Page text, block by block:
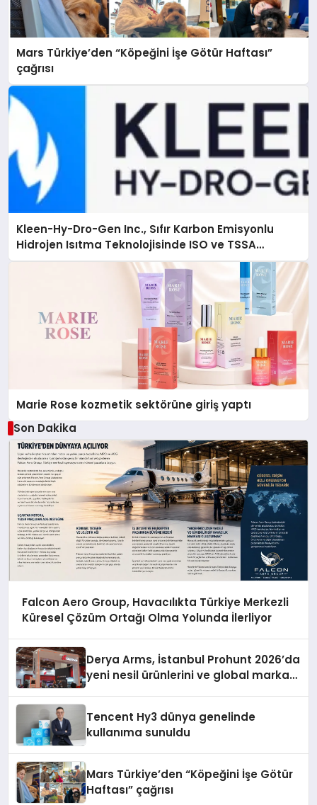
Mars Türkiye’den “Köpeğini İşe Götür Haftası”
çağrısı
Kleen-Hy-Dro-Gen Inc., Sıfır Karbon Emisyonlu
Hidrojen Isıtma Teknolojisinde ISO ve TSSA
Düzenleyici Onaylarını Aldı
Marie Rose kozmetik sektörüne giriş yaptı
Son Dakika
Falcon Aero Group, Havacılıkta Türkiye Merkezli
Küresel Çözüm Ortağı Olma Yolunda İlerliyor
Derya Arms, İstanbul Prohunt 2026’da
yeni nesil ürünlerini ve global marka
Tencent Hy3 dünya genelinde
kullanıma sunuldu
Mars Türkiye’den “Köpeğini İşe Götür
Haftası” çağrısı